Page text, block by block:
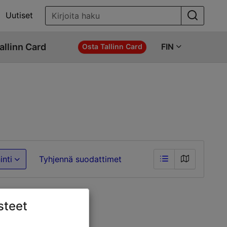
Uutiset
Card Osta Tallinn Card FIN
Tyhjennä suodattimet